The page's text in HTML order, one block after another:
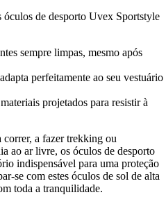
óculos de desporto Uvex Sportstyle
sempre limpas, mesmo após
perfeitamente ao seu vestuário
projetados para resistir à
correr, a fazer trekking ou
ao ar livre, os óculos de desporto
indispensável para uma proteção
se com estes óculos de sol de alta
toda a tranquilidade.